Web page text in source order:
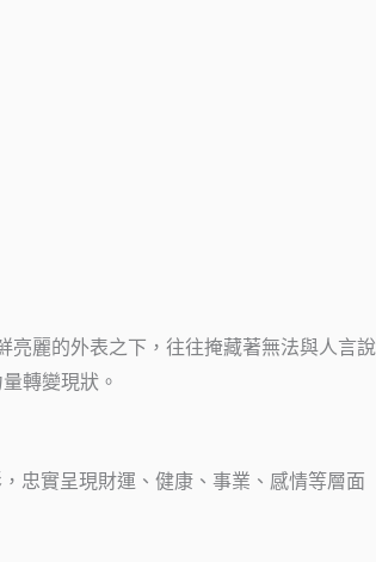
亮麗的外表之下，往往掩藏著無法與人言說
轉變現狀。
忠實呈現財運、健康、事業、感情等層面